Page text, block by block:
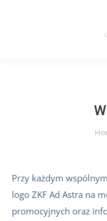
Przy każdym
logo ZKF Ad Astra na
promocyjnych oraz